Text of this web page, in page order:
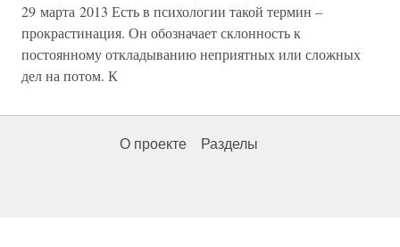
29 марта 2013 Есть в психологии такой термин –
прокрастинация. Он обозначает склонность к
постоянному откладыванию неприятных или сложных
дел на потом. К
О проекте Разделы